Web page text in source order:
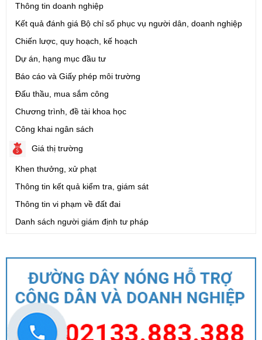
Thông tin doanh nghiệp
Kết quả đánh giá Bộ chỉ số phục vụ người dân, doanh nghiệp
Chiến lược, quy hoạch, kế hoạch
Dự án, hạng mục đầu tư
Báo cáo và Giấy phép môi trường
Đấu thầu, mua sắm công
Chương trình, đề tài khoa học
Công khai ngân sách
Giá thị trường
Khen thưởng, xử phạt
Thông tin kết quả kiểm tra, giám sát
Thông tin vi phạm về đất đai
Danh sách người giám định tư pháp